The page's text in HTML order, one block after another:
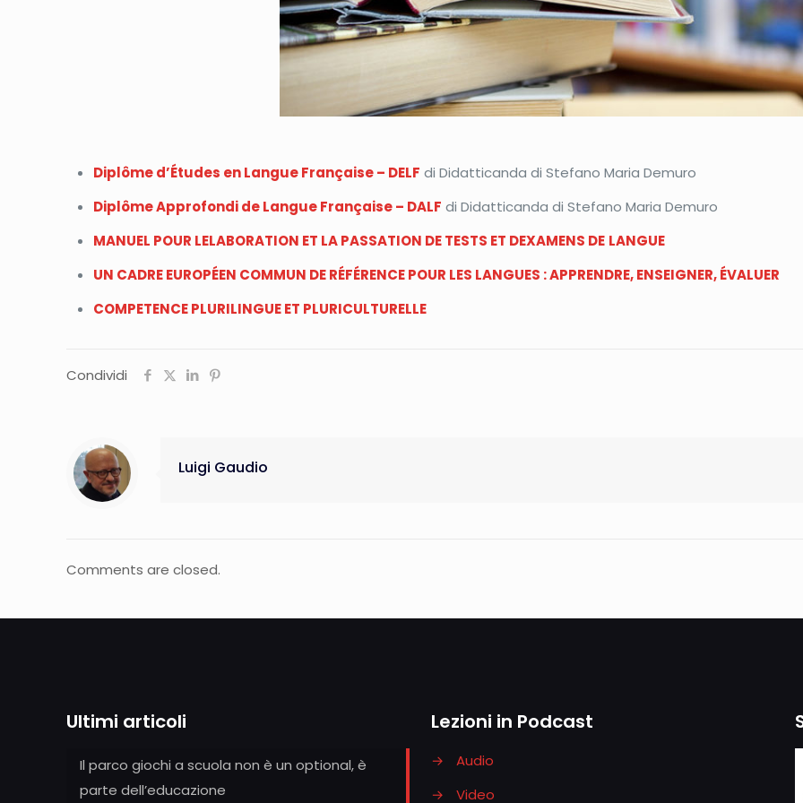
Diplôme d’Études en Langue Française – DELF di Didatticanda di Stefano Maria Demuro
Diplôme Approfondi de Langue Française – DALF di Didatticanda di Stefano Maria Demuro
MANUEL POUR LELABORATION ET LA PASSATION DE TESTS ET DEXAMENS DE LANGUE
UN CADRE EUROPÉEN COMMUN DE RÉFÉRENCE POUR LES LANGUES : APPRENDRE, ENSEIGNER, ÉVALUER
COMPETENCE PLURILINGUE ET PLURICULTURELLE
Condividi
Luigi Gaudio
Comments are closed.
Ultimi articoli
Il parco giochi a scuola non è un optional, è
parte dell’educazione
Lezioni in Podcast
→
Audio
→
Video